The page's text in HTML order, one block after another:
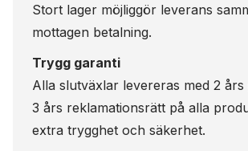
Stort lager möjliggör leverans
mottagen betalning.
Trygg garanti
Alla slutväxlar levereras med 2 års
3 års reklamationsrätt på alla
extra trygghet och säkerhet.